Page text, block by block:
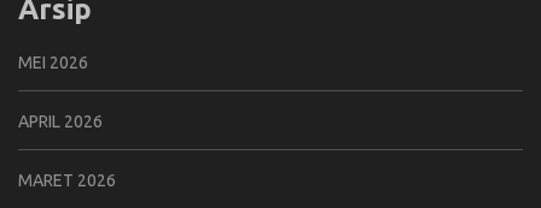
Arsip
MEI 2026
APRIL 2026
MARET 2026